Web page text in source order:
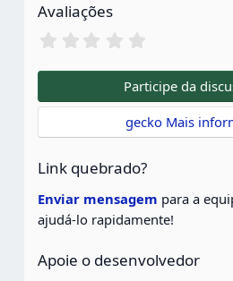
Avaliações
0
0
e
s
t
r
e
s
Participe da
gecko Mais
Link quebrado?
Enviar mensagem para a
ajudá-lo rapidamente!
Apoie o desenvolvedor